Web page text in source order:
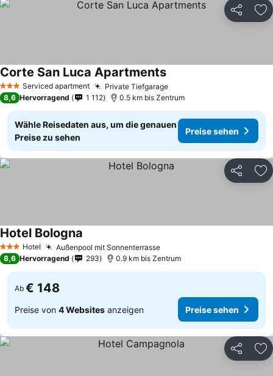
Teilen
3 SterneServiced apartment Private Tiefgarage
Corte San Luca Apartments
8,6 Hervorragend 1 112 0.5 km bis Zentrum
Wähle Reisedaten aus, um die genauen
Preise zu sehen
Preise sehen
Teilen
3 SterneHotel Außenpool mit Sonnenterrasse
Hotel Bologna
8,6 Hervorragend 293 0.9 km bis Zentrum
Ab € 148
Preise von 4 Websites anzeigen Preise sehen
Teilen